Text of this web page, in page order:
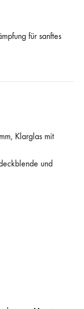
für sanftes
Klarglas mit
und